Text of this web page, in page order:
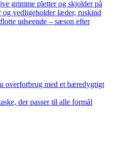
grimme pletter og skjolder på
og vedligeholder læder, ruskind
udseende – sæson efter
overforbrug med et bæredygtigt
der passer til alle formål